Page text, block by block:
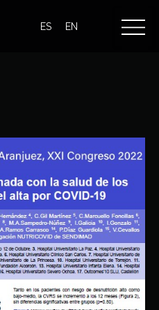
ES EN